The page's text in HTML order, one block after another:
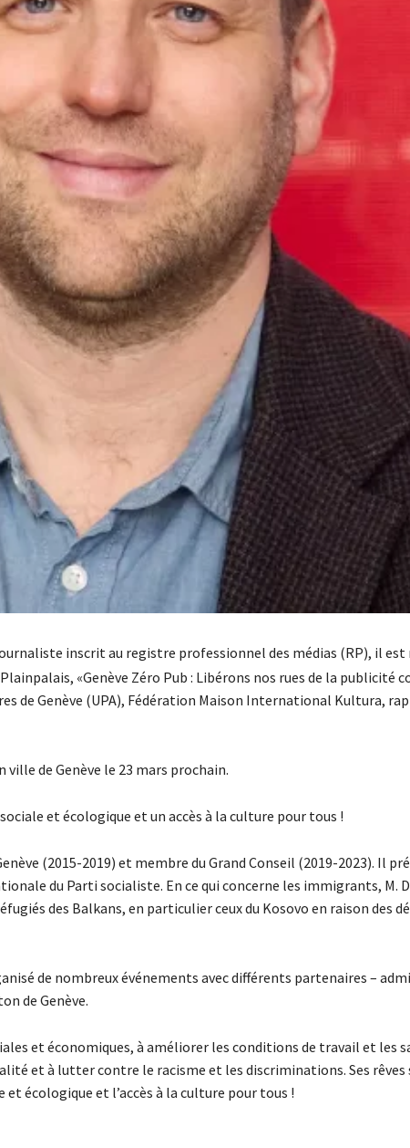
inscrit au registre professionnel des médias (RP), il est
«Genève Zéro Pub : Libérons nos rues de la publicité
de Genève (UPA), Fédération Maison International Kultura,
de Genève le 23 mars prochain.
et écologique et un accès à la culture pour tous !
(2015-2019) et membre du Grand Conseil (2019-2023). Il
du Parti socialiste. En ce qui concerne les immigrants, M.
des Balkans, en particulier ceux du Kosovo en raison des
de nombreux événements avec différents partenaires –
de Genève.
et économiques, à améliorer les conditions de travail et les
et à lutter contre le racisme et les discriminations. Ses rêves
écologique et l’accès à la culture pour tous !